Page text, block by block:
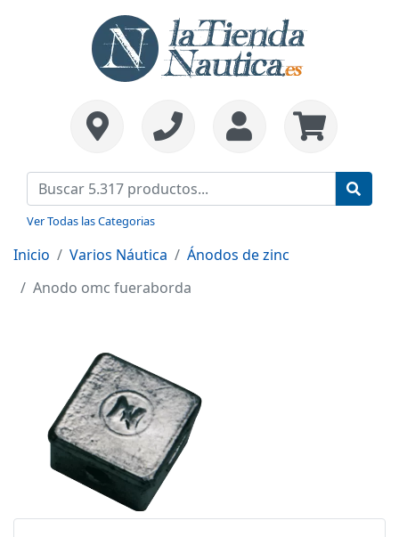
Ver Todas las Categorias
Inicio Varios Náutica
Ánodos de zinc
Anodo omc fueraborda